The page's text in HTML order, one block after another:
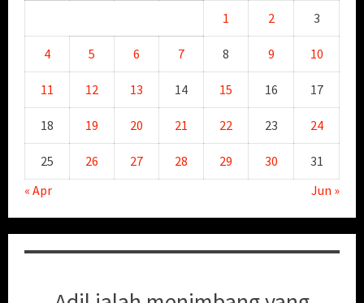
1 2 3
4 5 6 7 8 9 10
11 12 13 14 15 16 17
18 19 20 21 22 23 24
25 26 27 28 29 30
31
« Apr
Jun »